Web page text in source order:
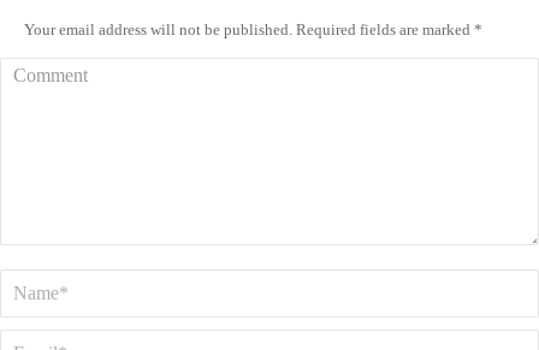
Your email address will not be published. Required fields are marked *
Comment